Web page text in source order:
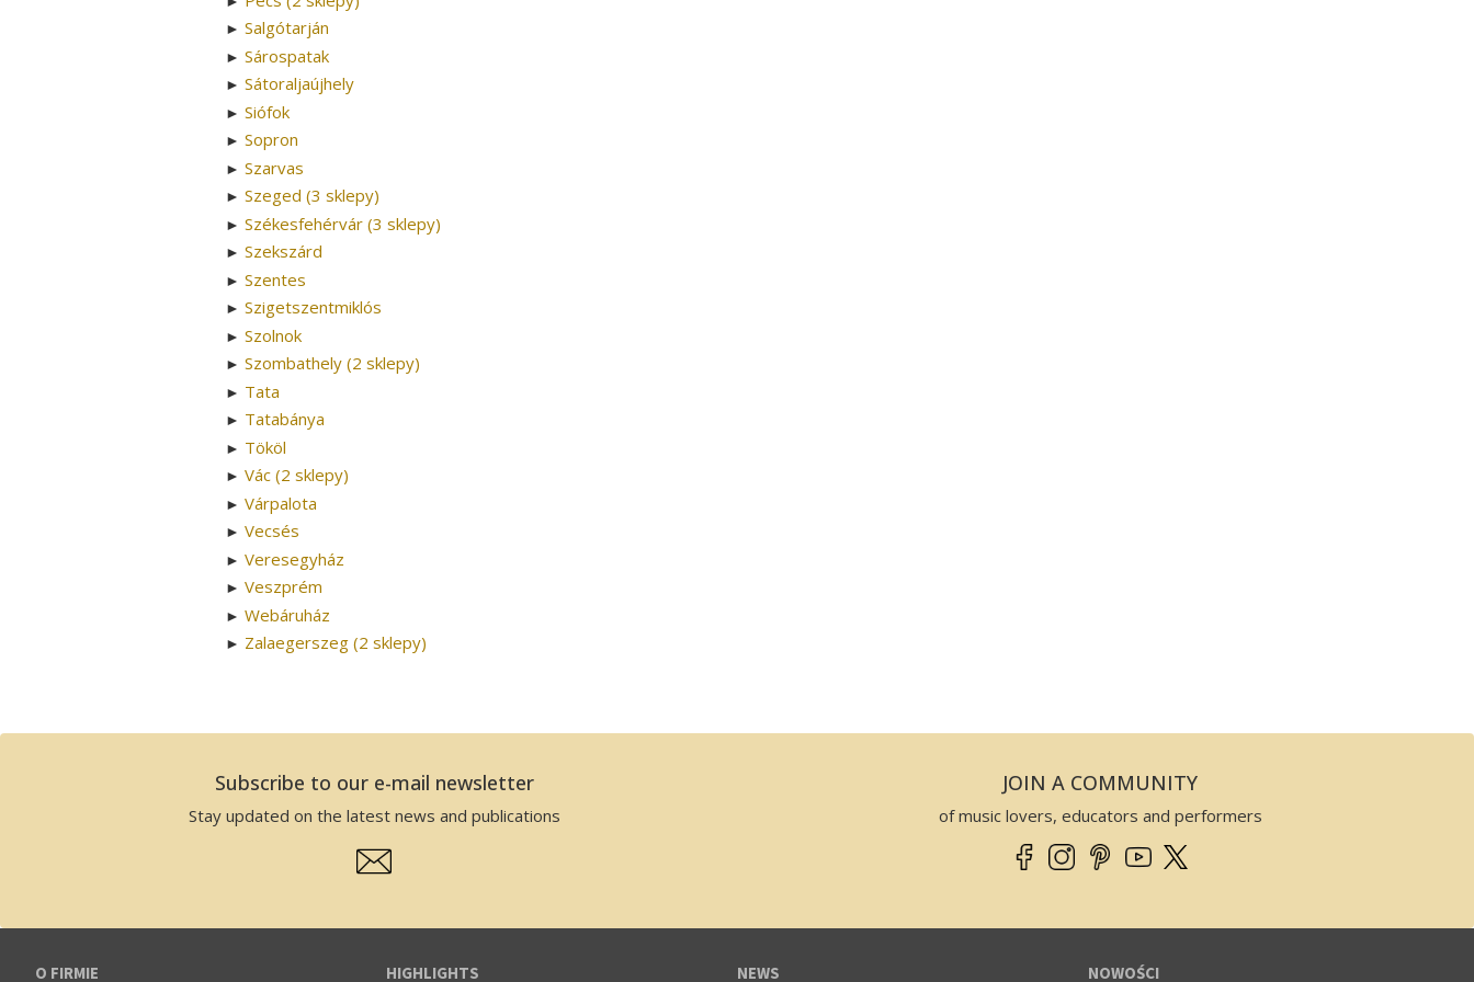
► Salgótarján
► Sárospatak
► Sátoraljaújhely
► Siófok
► Sopron
► Szarvas
► Szeged (3 sklepy)
► Székesfehérvár (3 sklepy)
► Szekszárd
► Szentes
► Szigetszentmiklós
► Szolnok
► Szombathely (2 sklepy)
► Tata
► Tatabánya
► Tököl
► Vác (2 sklepy)
► Várpalota
► Vecsés
► Veresegyház
► Veszprém
► Webáruház
► Zalaegerszeg (2 sklepy)
Subscribe to our e-mail newsletter
Stay updated on the latest news and publications
JOIN A COMMUNITY
of music lovers, educators and performers
O FIRMIE HIGHLIGHTS NEWS NOWOŚCI